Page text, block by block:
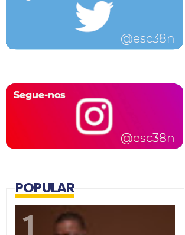
POPULAR